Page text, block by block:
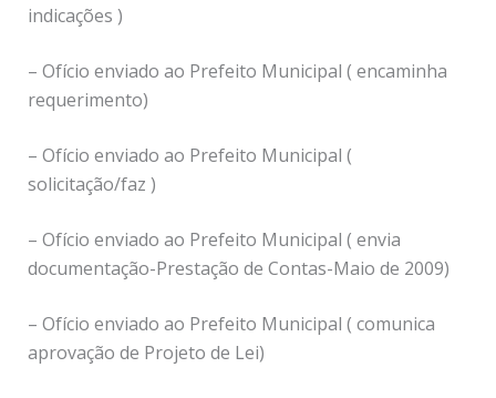
indicações )
– Ofício enviado ao Prefeito Municipal ( encaminha
requerimento)
– Ofício enviado ao Prefeito Municipal (
solicitação/faz )
– Ofício enviado ao Prefeito Municipal ( envia
documentação-Prestação de Contas-Maio de 2009)
– Ofício enviado ao Prefeito Municipal ( comunica
aprovação de Projeto de Lei)